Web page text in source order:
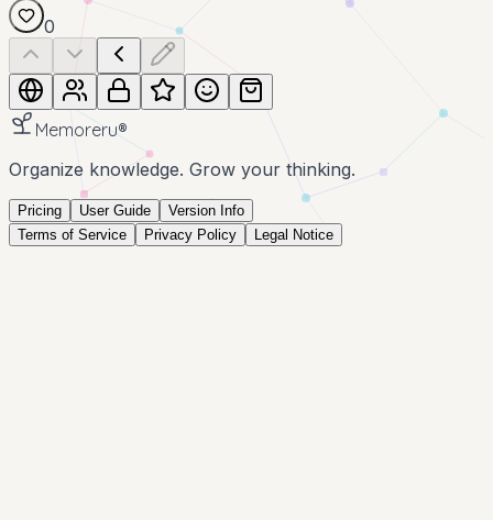
0
Memoreru®
Organize knowledge. Grow your thinking.
Pricing User Guide
Version Info
Terms of Service
Privacy Policy Legal Notice